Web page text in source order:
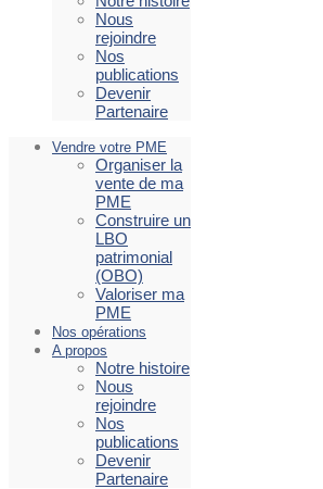
Nous
rejoindre
Nos
publications
Devenir
Partenaire
Vendre votre PME
Organiser la
vente de ma
PME
Construire un
LBO
patrimonial
(OBO)
Valoriser ma
PME
Nos opérations
A propos
Notre histoire
Nous
rejoindre
Nos
publications
Devenir
Partenaire